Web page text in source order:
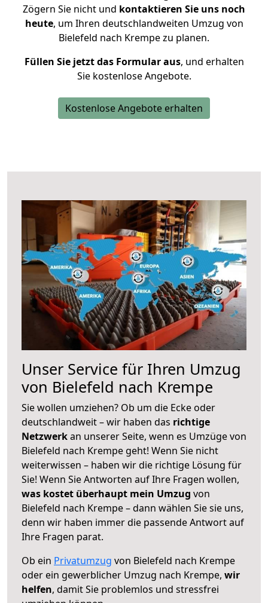
Zögern Sie nicht und kontaktieren Sie uns noch
heute, um Ihren deutschlandweiten Umzug von
Bielefeld nach Krempe zu planen.
Füllen Sie jetzt das Formular aus, und erhalten
Sie kostenlose Angebote.
Kostenlose Angebote erhalten
Unser Service für Ihren Umzug
von Bielefeld nach Krempe
Sie wollen umziehen? Ob um die Ecke oder
deutschlandweit – wir haben das richtige
Netzwerkan unserer Seite, wenn es Umzüge von
Bielefeld nach Krempe geht! Wenn Sie nicht
weiterwissen – haben wir die richtige Lösung für
Sie! Wenn Sie Antworten auf Ihre Fragen wollen,
was kostet überhaupt mein Umzug von
Bielefeld nach Krempe – dann wählen Sie sie uns,
denn wir haben immer die passende Antwort auf
Ihre Fragen parat.
Ob ein Privatumzug von Bielefeld nach Krempe
oder ein gewerblicher Umzug nach Krempe, wir
helfen, damit Sie problemlos und stressfrei